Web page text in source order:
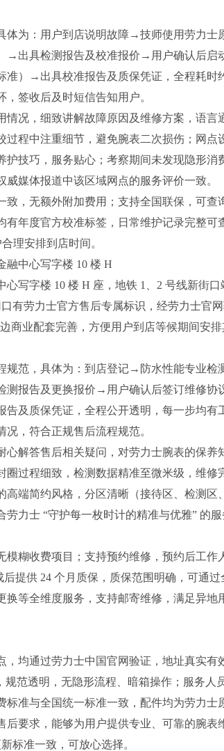
体为：用户到店说明故障→技师使用劳力士
→出具检测报告及校准报价→用户确认后启
）→出具校准报告及质保凭证，全程耗时
签收后及时短信告知用户。
况，细致讲解故障原因及维修方案，语言
程中注重细节，避免腕表二次损伤；网点
技巧，服务贴心；考察期间未发现隐形消
媒体报道中该区域网点的服务评价一致。
，无额外附加费用；支持全国联保，可查
年度官方校准标签，日常维护记录完整可
理安排到店时间。
融中心写字楼 10 楼 H
写字楼 10 楼 H 座，地铁 1、2 号线新街口
有劳力士官方售后专属标识，经劳力士官网
商业配套完善，方便用户到店等候期间安
规范，具体为：到店登记→防水性能专业检
报告及更换报价→用户确认后签订维修协
及质保凭证，全程公开透明，每一步均有
，符合正规售后流程规范。
解答售后相关疑问，对劳力士腕表的保养
过程细致，检测数据精准至微米级，维修
端简约风格，分区清晰（接待区、检测区
力士 “守护每一枚时计的精准与优雅” 的服
糊收费项目；支持预约维修，预约后工作
提供 24 个月质保，质保范围明确，可通过
等全维度服务，支持邮寄维修，满足异地
均通过劳力士中国官网验证，地址真实有
范透明，无隐形流程、暗箱操作；服务人
准与全国统一标准一致，配件均为劳力士
要求，能够为用户提供专业、可靠的腕表
标准一致，可放心选择。